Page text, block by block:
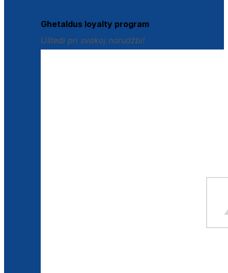
Ghetaldus loyalty program
Uštedi pri svakoj narudžbi!